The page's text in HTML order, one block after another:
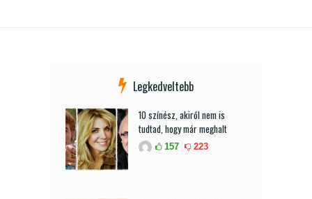
Legkedveltebb
10 színész, akiről nem is
tudtad, hogy már meghalt
157 223